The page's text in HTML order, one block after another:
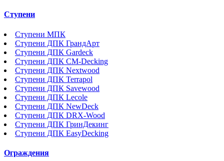
Ступени
Ступени МПК
Ступени ДПК ГрандАрт
Ступени ДПК Gardeck
Ступени ДПК CM-Decking
Ступени ДПК Nextwood
Ступени ДПК Terrapol
Ступени ДПК Savewood
Ступени ДПК Lecole
Ступени ДПК NewDeck
Ступени ДПК DRX-Wood
Ступени ДПК ГринДекинг
Ступени ДПК EasyDecking
Ограждения